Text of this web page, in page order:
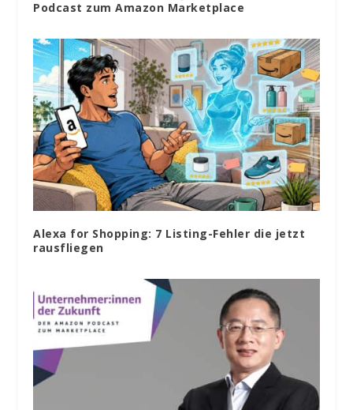
Podcast zum Amazon Marketplace
Alexa for Shopping: 7 Listing-Fehler die jetzt
rausfliegen